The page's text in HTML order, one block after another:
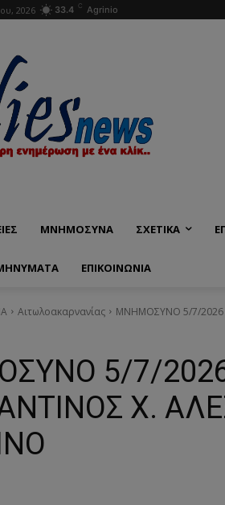
2026 33.4 C Agrinio
ΜΝΗΜΟΣΥΝΑ ΣΧΕΤΙΚΑ
ΕΠΙΚΟΙΝΩΝΊΑ
Αιτωλοακαρνανίας ΜΝΗΜΟΣΥΝΟ 5/7/2026
5/7/
Χ.